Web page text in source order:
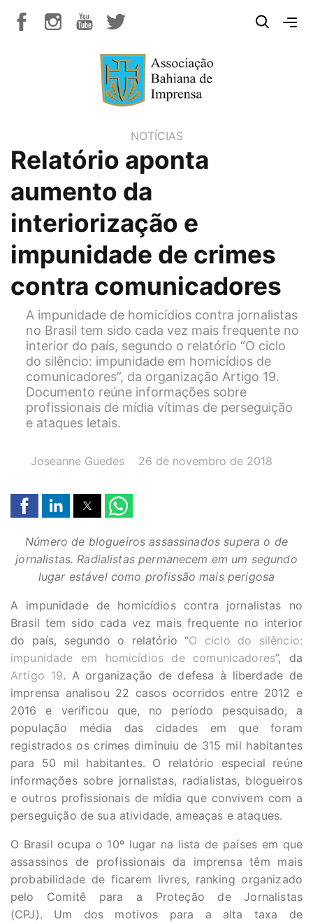
NOTÍCIAS
Relatório aponta
aumento da
interiorização e
impunidade de crimes
contra comunicadores
A impunidade de homicídios contra jornalistas
no Brasil tem sido cada vez mais frequente no
interior do país, segundo o relatório “O ciclo
do silêncio: impunidade em homicídios de
comunicadores”, da organização Artigo 19.
Documento reúne informações sobre
profissionais de mídia vítimas de perseguição
e ataques letais.
AUTOR(A):
Joseanne Guedes DATA:
26 de novembro de 2018
Número de blogueiros assassinados supera o de
jornalistas. Radialistas permanecem em um segundo
lugar estável como profissão mais perigosa
A impunidade de homicídios contra jornalistas no
Brasil tem sido cada vez mais frequente no interior
do país, segundo o relatório “O ciclo do silêncio:
impunidade em homicídios de comunicadores”, da
Artigo 19. A organização de defesa à liberdade de
imprensa analisou 22 casos ocorridos entre 2012 e
2016 e verificou que, no período pesquisado, a
população média das cidades em que foram
registrados os crimes diminuiu de 315 mil habitantes
para 50 mil habitantes. O relatório especial reúne
informações sobre jornalistas, radialistas, blogueiros
e outros profissionais de mídia que convivem com a
perseguição de sua atividade, ameaças e ataques.
O Brasil ocupa o 10º lugar na lista de países em que
assassinos de profissionais da imprensa têm mais
probabilidade de ficarem livres, ranking organizado
pelo Comitê para a Proteção de Jornalistas
(CPJ). Um dos motivos para a alta taxa de